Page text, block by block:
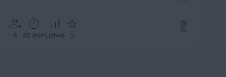
4 45 minŁatwe 5